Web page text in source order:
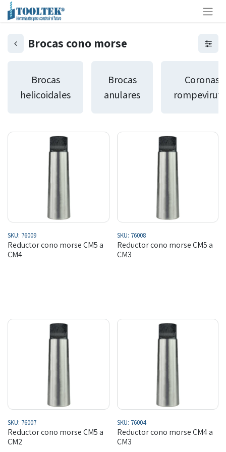
Brocas cono morse
Brocas
helicoidales
Brocas
anulares
Coronas
SKU: 76009
Reductor cono morse CM5 a
CM4
SKU: 76008
Reductor cono morse CM5 a
CM3
SKU: 76007
Reductor cono morse CM5 a
CM2
SKU: 76004
Reductor cono morse CM4 a
CM3